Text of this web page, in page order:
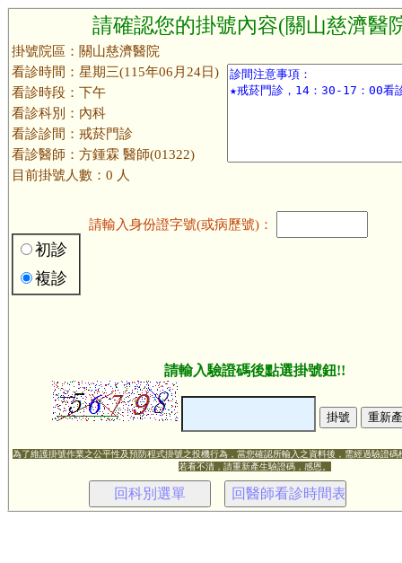
請確認您的掛號內容(關山慈濟醫
掛號院區：關山慈濟醫院
看診時間：星期三(115年06月24日)
看診時段：下午
看診科別：內科
看診診間：戒菸門診
看診醫師：方鍾霖 醫師(01322)
目前掛號人數：0 人
初診
複診
請輸入身份證字號(或病歷號)：
請輸入驗證碼後點選掛號鈕!!
為了維護掛號作業之公平性及預防程式掛號之投機行為，當您確認所輸入之資料後，需經過驗證碼
若看不清，請重新產生驗證碼，感恩。